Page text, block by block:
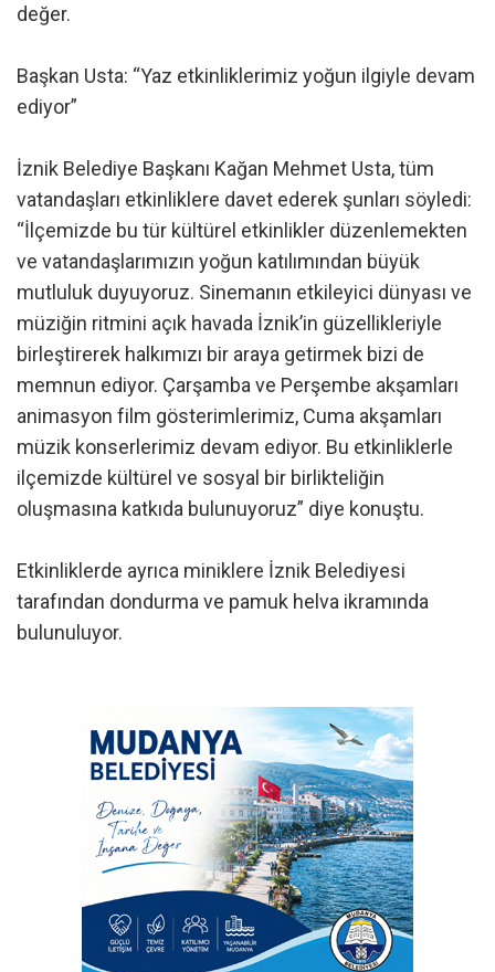
değer.
Başkan Usta: “Yaz etkinliklerimiz yoğun ilgiyle devam
ediyor”
İznik Belediye Başkanı Kağan Mehmet Usta, tüm
vatandaşları etkinliklere davet ederek şunları söyledi:
“İlçemizde bu tür kültürel etkinlikler düzenlemekten
ve vatandaşlarımızın yoğun katılımından büyük
mutluluk duyuyoruz. Sinemanın etkileyici dünyası ve
müziğin ritmini açık havada İznik’in güzellikleriyle
birleştirerek halkımızı bir araya getirmek bizi de
memnun ediyor. Çarşamba ve Perşembe akşamları
animasyon film gösterimlerimiz, Cuma akşamları
müzik konserlerimiz devam ediyor. Bu etkinliklerle
ilçemizde kültürel ve sosyal bir birlikteliğin
oluşmasına katkıda bulunuyoruz” diye konuştu.
Etkinliklerde ayrıca miniklere İznik Belediyesi
tarafından dondurma ve pamuk helva ikramında
bulunuluyor.